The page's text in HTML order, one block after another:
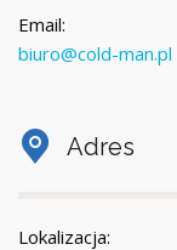
Email:
biuro@cold-man.pl
Adres
Lokalizacja: